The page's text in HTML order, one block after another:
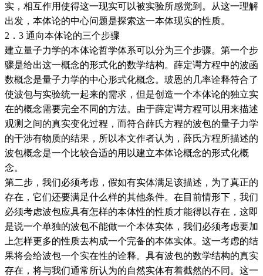
实，相互作用使得这一现实可以被实验所感觉到。从这一理解
出发，本体论的中心问题是探索这一本体现实的性质。
2．3 通向本体论的三个步骤
建立量子力学的本体论哲学体系可以分为三个步骤。第一个步
骤是给出这一概念的形式化的数学结构。薛定谔方程中的波函
数概念是量子力学的中心形式化概念。玻恩的几率诠释符合了
使波包与实验统一起来的需求，但是创造一个本体论的独立实
在的概念需要完全不同的方法。由于薛定谔方程可以用来描述
观测之间的真实变化过程，而符合薛氏方程的波包的量子力学
的干涉有物质的结果，所以本文作者认为，薛氏方程所描述的
波包概念是一个比较合适的用以建立本体论概念的形式化概
念。
第二步，我们必须考虑，假如有实体满足该描述，为了真正的
存在，它们还要满足什么样的其他条件。在目前情形下，我们
必须考虑波包应具有怎样的本体性的性质才能得以存在，这即
是说一个单独的波包不能做一个本体实体，我们必须考虑要加
上怎样更多的性质去构成一个完备的本体实体。这一考虑的结
果将会给波包一个实在性的诠释。具有波包的数学结构的真实
存在，将与我们通常所认为的自然实体有着截然的不同。这一